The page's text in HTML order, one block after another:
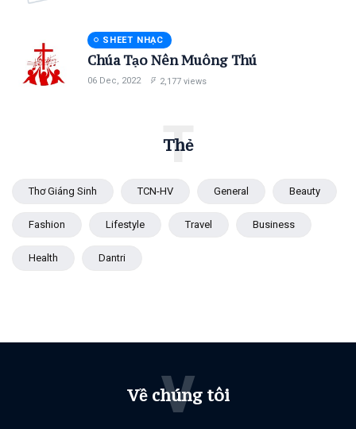
SHEET NHẠC
Chúa Tạo Nên Muông Thú
06 Dec, 2022 2,177 views
Thẻ
T
Thơ Giáng Sinh TCN-HV General Beauty
Fashion Lifestyle Travel Business
Health Dantri
Về chúng tôi
V